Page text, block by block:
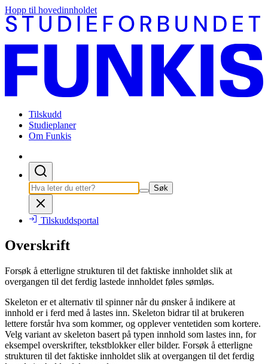
Hopp til hovedinnholdet
Tilskudd
Studieplaner
Om Funkis
Søk
Tilskuddsportal
Overskrift
Forsøk å etterligne strukturen til det faktiske innholdet slik at
overgangen til det ferdig lastede innholdet føles sømløs.
Skeleton er et alternativ til spinner når du ønsker å indikere at
innhold er i ferd med å lastes inn. Skeleton bidrar til at brukeren
lettere forstår hva som kommer, og opplever ventetiden som kortere.
Velg variant av skeleton basert på typen innhold som lastes inn, for
eksempel overskrifter, tekstblokker eller bilder. Forsøk å etterligne
strukturen til det faktiske innholdet slik at overgangen til det ferdig